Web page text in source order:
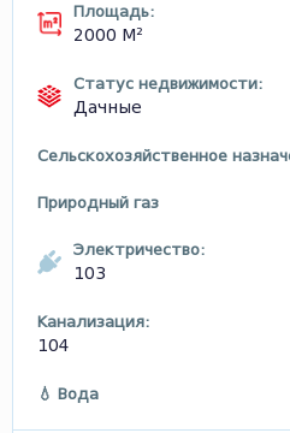
Площадь:
2000 М²
Статус недвижимости:
Дачные
Сельскохозяйственное
Природный газ
Электричество:
103
Канализация:
104
💧 Вода